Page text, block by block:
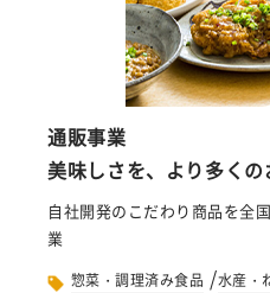
通販事業
美味しさを、より多く
自社開発のこだわり商品を全
業
惣菜・調理済み食品 /水産・